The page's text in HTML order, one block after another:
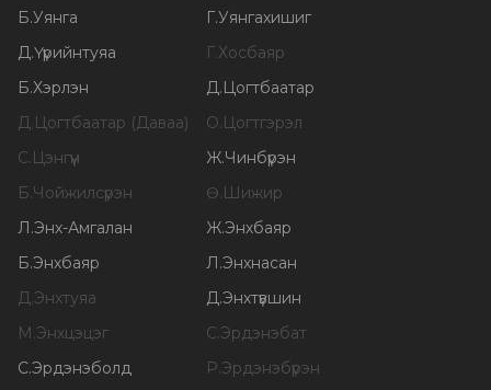
Б.Уянга Г.Уянгахишиг
Д.Үүрийнтуяа Г.Хосбаяр
Б.Хэрлэн Д.Цогтбаатар
Д.Цогтбаатар (Даваа) О.Цогтгэрэл
С.Цэнгүүн Ж.Чинбүрэн
Б.Чойжилсүрэн Ө.Шижир
Л.Энх-Амгалан Ж.Энхбаяр
Б.Энхбаяр Л.Энхнасан
Д.Энхтуяа Д.Энхтүвшин
М.Энхцэцэг С.Эрдэнэбат
С.Эрдэнэболд Р.Эрдэнэбүрэн